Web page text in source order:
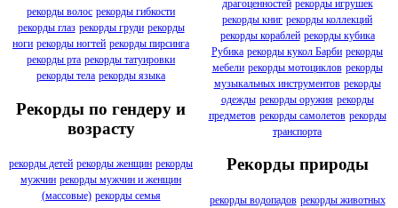
рекорды волос рекорды гибкости
рекорды глаз рекорды груди рекорды
ноги рекорды ногтей рекорды пирсинга
рекорды рта рекорды татуировки
рекорды тела рекорды языка
Рекорды по гендеру и
возрасту
рекорды детей рекорды женщин рекорды
мужчин рекорды мужчин и женщин
(массовые) рекорды семья
драгоценностей рекорды игрушек
рекорды книг рекорды коллекций
рекорды кораблей рекорды кубика
Рубика рекорды кукол Барби рекорды
мебели рекорды мотоциклов рекорды
музыкальных инструментов рекорды
одежды рекорды оружия рекорды
предметов рекорды самолетов рекорды
транспорта
Рекорды природы
рекорды водопадов рекорды животных